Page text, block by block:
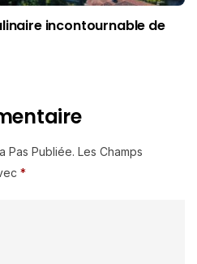
incontournable de
Pas Publiée. Les Champs
*